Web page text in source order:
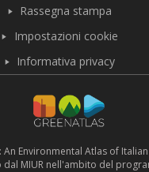
Rassegna stampa
Impostazioni cookie
Informativa privacy
An Environmental Atlas of
MIUR nell'ambito del